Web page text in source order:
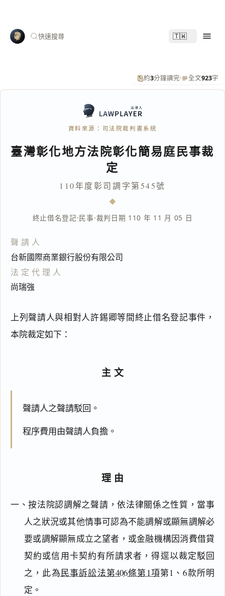
快速搜尋 🇹🇼
約3分鐘讀完· 全文923字
資料來源：司法院裁判書系統
臺灣彰化地方法院彰化簡易庭民事裁
定
110年度彰司調字第545號
終止借名登記·民事·裁判日期 110 年 11 月 05 日
聲請人
台新國際商業銀行股份有限公司
法定代理人
尚瑞強
上列聲請人與相對人許錫卿等間終止借名登記事件，
本院裁定如下：
主文
聲請人之聲請駁回。
程序費用由聲請人負擔。
理由
一、按法院認調解之聲請，依法律關係之性質，當事
人之狀況或其他情事可認為不能調解或顯無調解必
要或調解顯無成立之望者，或金融機構因消費借貸
契約或信用卡契約有所請求者，得逕以裁定駁回
之，此為民事訴訟法第406條第1項第1、6款所明
定。